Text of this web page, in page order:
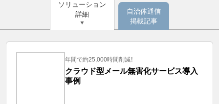
ソリューション
詳細
自治体通信
掲載記事
年間で約25,000時間削減！
クラウド型メール無害化サービス導入
事例